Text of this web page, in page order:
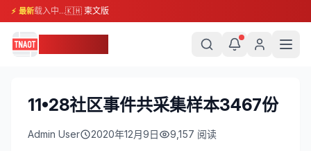
⚡ 最新载入中...🇰🇭 柬文版
11•28社区事件共采集样本3467份
Admin User 2020年12月9日 9,157 阅读